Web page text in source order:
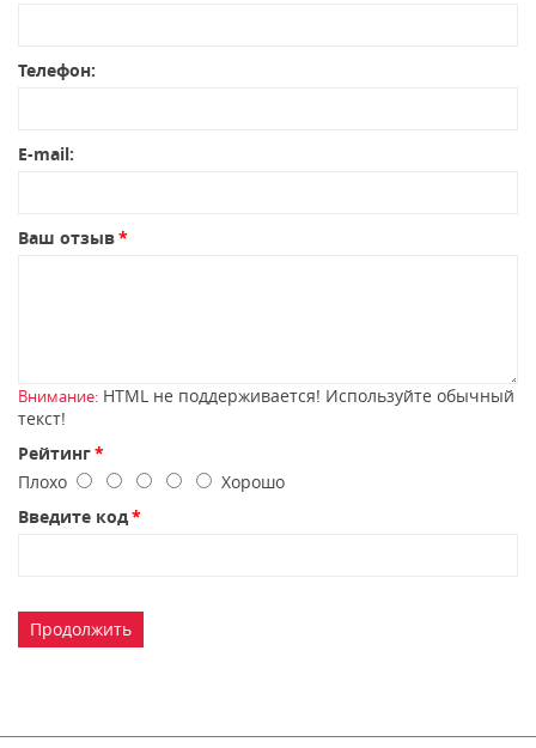
Телефон:
E-mail:
Ваш отзыв
Внимание: HTML не поддерживается! Используйте обычный
текст!
Рейтинг
Плохо
Хорошо
Введите код
Продолжить